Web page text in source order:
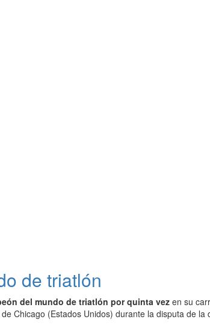
de triatlón
del mundo de triatlón por quinta vezen su
Chicago (Estados Unidos) durante la disputa de la